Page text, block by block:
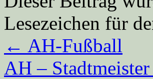
Lesezeichen für
← AH-Fußball
AH – Stadtmeister